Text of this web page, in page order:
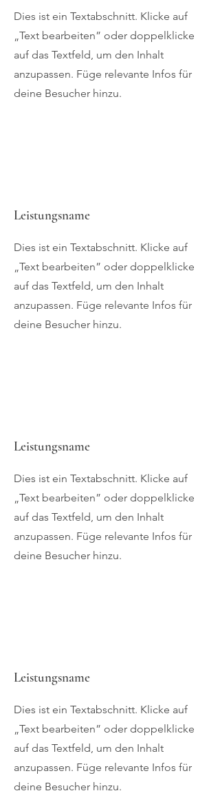
Dies ist ein Textabschnitt. Klicke auf
„Text bearbeiten” oder doppelklicke
auf das Textfeld, um den Inhalt
anzupassen. Füge relevante Infos für
deine Besucher hinzu.
Leistungsname
Dies ist ein Textabschnitt. Klicke auf
„Text bearbeiten” oder doppelklicke
auf das Textfeld, um den Inhalt
anzupassen. Füge relevante Infos für
deine Besucher hinzu.
Leistungsname
Dies ist ein Textabschnitt. Klicke auf
„Text bearbeiten” oder doppelklicke
auf das Textfeld, um den Inhalt
anzupassen. Füge relevante Infos für
deine Besucher hinzu.
Leistungsname
Dies ist ein Textabschnitt. Klicke auf
„Text bearbeiten” oder doppelklicke
auf das Textfeld, um den Inhalt
anzupassen. Füge relevante Infos für
deine Besucher hinzu.